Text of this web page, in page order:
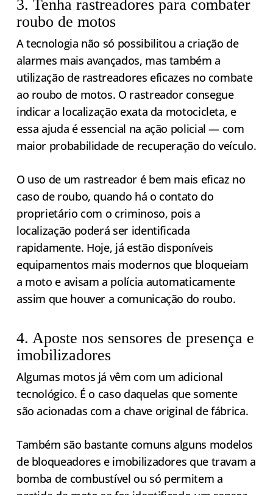
3. Tenha rastreadores para combater
roubo de motos
A tecnologia não só possibilitou a criação de
alarmes mais avançados, mas também a
utilização de rastreadores eficazes no combate
ao roubo de motos. O rastreador consegue
indicar a localização exata da motocicleta, e
essa ajuda é essencial na ação policial — com
maior probabilidade de recuperação do veículo.
O uso de um rastreador é bem mais eficaz no
caso de roubo, quando há o contato do
proprietário com o criminoso, pois a
localização poderá ser identificada
rapidamente. Hoje, já estão disponíveis
equipamentos mais modernos que bloqueiam
a moto e avisam a polícia automaticamente
assim que houver a comunicação do roubo.
4. Aposte nos sensores de presença e
imobilizadores
Algumas motos já vêm com um adicional
tecnológico. É o caso daquelas que somente
são acionadas com a chave original de fábrica.
Também são bastante comuns alguns modelos
de bloqueadores e imobilizadores que travam a
bomba de combustível ou só permitem a